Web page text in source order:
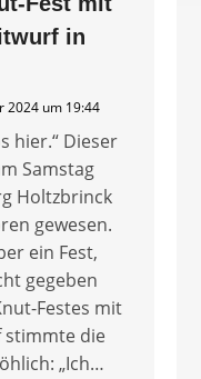
in
2024 um 19:44
hier.“ Dieser
Samstag
Holtzbrinck
gewesen.
ein Fest,
gegeben
Festes mit
stimmte die
„Ich…